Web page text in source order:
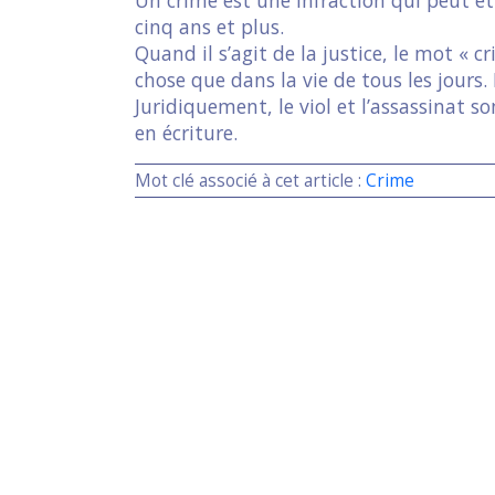
cinq ans et plus.
Quand il s’agit de la justice, le mot «
chose que dans la vie de tous les
Juridiquement, le viol et l’assassinat
en écriture.
Mot clé associé à cet article : Crime